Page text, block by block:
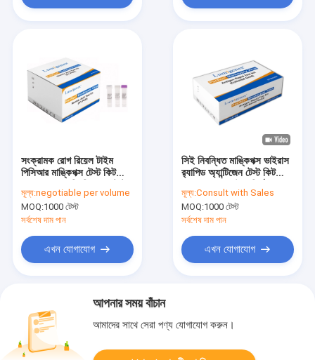
সংক্রামক রোগ রিয়েল টাইম
পিসিআর মাঙ্কিপক্স টেস্ট কিট
বক্স
মূল্য:negotiable per volume
MOQ:1000 টেস্ট
সর্বশেষ দাম পান
এখন যোগাযোগ
সিই নিবন্ধিত মাঙ্কিপক্স ভাইরাস
র‍্যাপিড অ্যান্টিজেন টেস্ট কিট
মূল্য:Consult with Sales
MOQ:1000 টেস্ট
সর্বশেষ দাম পান
এখন যোগাযোগ
আপনার সময় বাঁচান
আমাদের সাথে সেরা পণ্য যোগাযোগ করুন।